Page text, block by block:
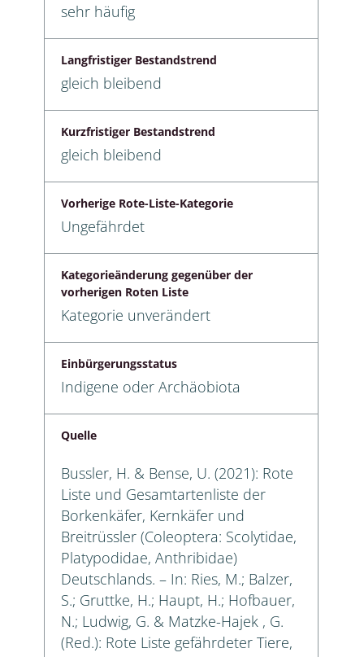
sehr häufig
Langfristiger Bestandstrend
gleich bleibend
Kurzfristiger Bestandstrend
gleich bleibend
Vorherige Rote-Liste-Kategorie
Ungefährdet
Kategorieänderung gegenüber der
vorherigen Roten Liste
Kategorie unverändert
Einbürgerungsstatus
Indigene oder Archäobiota
Quelle
Bussler, H. & Bense, U. (2021): Rote
Liste und Gesamtartenliste der
Borkenkäfer, Kernkäfer und
Breitrüssler (Coleoptera: Scolytidae,
Platypodidae, Anthribidae)
Deutschlands. – In: Ries, M.; Balzer,
S.; Gruttke, H.; Haupt, H.; Hofbauer,
N.; Ludwig, G. & Matzke-Hajek , G.
(Red.): Rote Liste gefährdeter Tiere,